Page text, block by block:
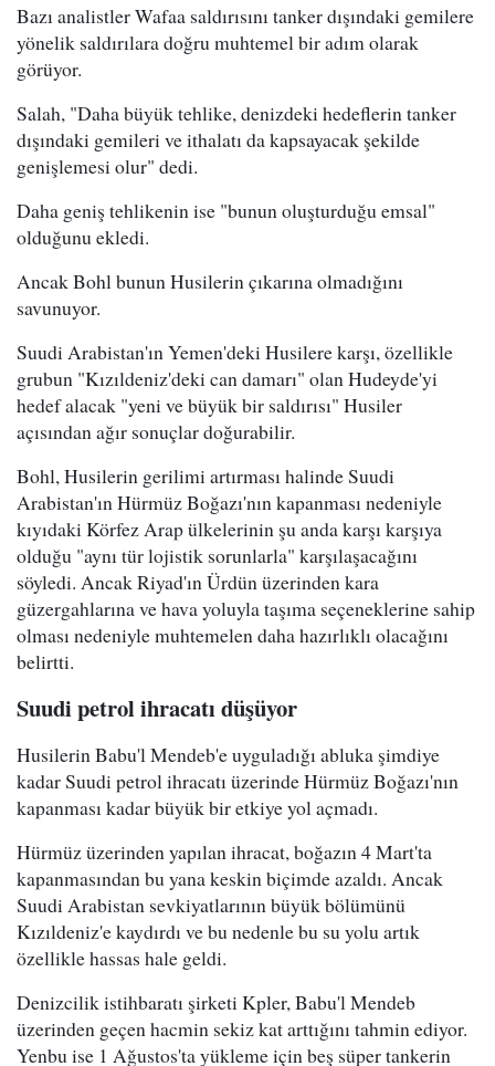
Bazı analistler Wafaa saldırısını tanker dışındaki gemilere
yönelik saldırılara doğru muhtemel bir adım olarak
görüyor.
Salah, "Daha büyük tehlike, denizdeki hedeflerin tanker
dışındaki gemileri ve ithalatı da kapsayacak şekilde
genişlemesi olur" dedi.
Daha geniş tehlikenin ise "bunun oluşturduğu emsal"
olduğunu ekledi.
Ancak Bohl bunun Husilerin çıkarına olmadığını
savunuyor.
Suudi Arabistan'ın Yemen'deki Husilere karşı, özellikle
grubun "Kızıldeniz'deki can damarı" olan Hudeyde'yi
hedef alacak "yeni ve büyük bir saldırısı" Husiler
açısından ağır sonuçlar doğurabilir.
Bohl, Husilerin gerilimi artırması halinde Suudi
Arabistan'ın Hürmüz Boğazı'nın kapanması nedeniyle
kıyıdaki Körfez Arap ülkelerinin şu anda karşı karşıya
olduğu "aynı tür lojistik sorunlarla" karşılaşacağını
söyledi. Ancak Riyad'ın Ürdün üzerinden kara
güzergahlarına ve hava yoluyla taşıma seçeneklerine sahip
olması nedeniyle muhtemelen daha hazırlıklı olacağını
belirtti.
Suudi petrol ihracatı düşüyor
Husilerin Babu'l Mendeb'e uyguladığı abluka şimdiye
kadar Suudi petrol ihracatı üzerinde Hürmüz Boğazı'nın
kapanması kadar büyük bir etkiye yol açmadı.
Hürmüz üzerinden yapılan ihracat, boğazın 4 Mart'ta
kapanmasından bu yana keskin biçimde azaldı. Ancak
Suudi Arabistan sevkiyatlarının büyük bölümünü
Kızıldeniz'e kaydırdı ve bu nedenle bu su yolu artık
özellikle hassas hale geldi.
Denizcilik istihbaratı şirketi Kpler, Babu'l Mendeb
üzerinden geçen hacmin sekiz kat arttığını tahmin ediyor.
Yenbu ise 1 Ağustos'ta yükleme için beş süper tankerin